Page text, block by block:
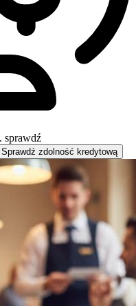
sprawdź
Sprawdź zdolność kredytową